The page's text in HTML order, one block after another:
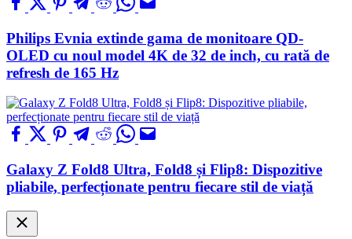
Philips Evnia extinde gama de monitoare QD-
OLED cu noul model 4K de 32 de inch, cu rată de
refresh de 165 Hz
Galaxy Z Fold8 Ultra, Fold8 și Flip8: Dispozitive
pliabile, perfecționate pentru fiecare stil de viață
Close